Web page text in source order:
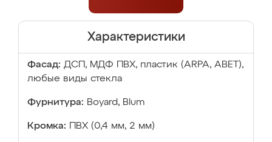
Характеристики
Фасад: ДСП, МДФ ПВХ, пластик (ARPA, ABET),
любые виды стекла
Фурнитура: Boyard, Blum
Кромка: ПВХ (0,4 мм, 2 мм)